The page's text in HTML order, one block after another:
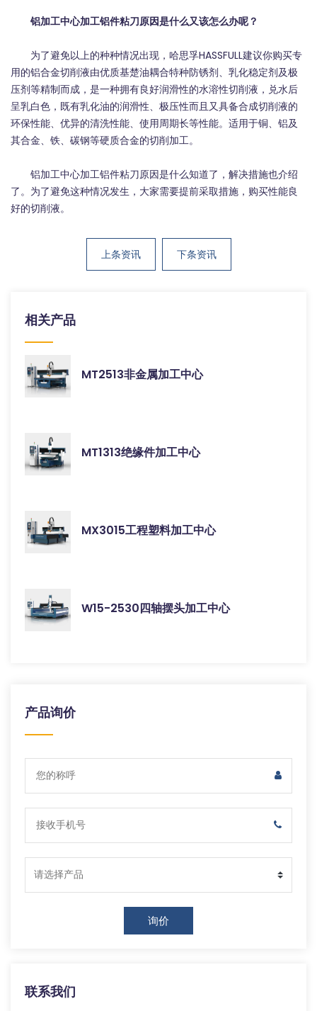
铝加工中心加工铝件粘刀原因是什么又该怎么办呢？
为了避免以上的种种情况出现，哈思孚HASSFULL建议你购买专
用的铝合金切削液由优质基楚油耦合特种防锈剂、乳化稳定剂及极
压剂等精制而成，是一种拥有良好润滑性的水溶性切削液，兑水后
呈乳白色，既有乳化油的润滑性、极压性而且又具备合成切削液的
环保性能、优异的清洗性能、使用周期长等性能。适用于铜、铝及
其合金、铁、碳钢等硬质合金的切削加工。
铝加工中心加工铝件粘刀原因是什么知道了，解决措施也介绍
了。为了避免这种情况发生，大家需要提前采取措施，购买性能良
好的切削液。
上条资讯 下条资讯
相关产品
MT2513非金属加工中心
MT1313绝缘件加工中心
MX3015工程塑料加工中心
W15-2530四轴摆头加工中心
产品询价
询价
联系我们